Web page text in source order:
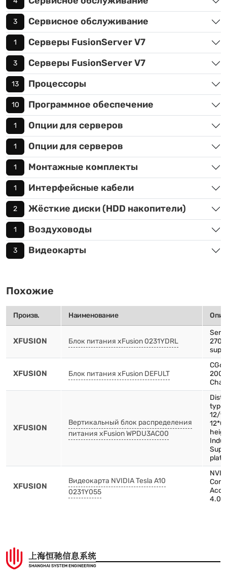
3 Сервисное обслуживание
1 Серверы FusionServer V7
3 Серверы FusionServer V7
13 Процессоры
10 Программное обеспечение
1 Опции для серверов
1 Опции для серверов
1 Монтажные комплекты
1 Интерфейсные кабели
2 Жёсткие диски (HDD накопители)
1 Воздуховоды
3 Видеокарты
Похожие
Произв. Наименование
XFUSION Блок питания xFusion 0231YDRL
XFUSION Блок питания xFusion DEFULT
XFUSION
Вертикальный блок распределения
питания xFusion WPDU3AC00
12/
XFUSION
Видеокарта NVIDIA Tesla A10
0231Y055
4.0